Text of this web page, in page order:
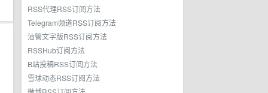
RSS代理RSS订阅方法
Telegram频道RSS订阅方法
油管文字版RSS订阅方法
RSSHub订阅方法
B站投稿RSS订阅方法
雪球动态RSS订阅方法